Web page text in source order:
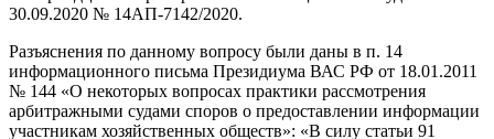
30.09.2020 № 14АП-7142/2020.
Разъяснения по данному вопросу были даны в п. 14
информационного письма Президиума ВАС РФ от 18.01.2011
№ 144 «О некоторых вопросах практики рассмотрения
арбитражными судами споров о предоставлении информации
участникам хозяйственных обществ»: «В силу статьи 91